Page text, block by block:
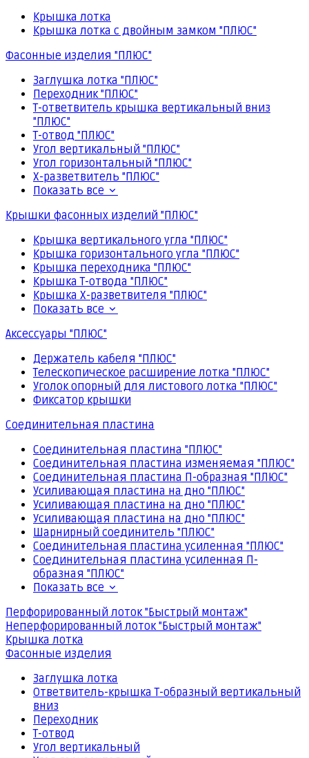
Крышка лотка
Крышка лотка с двойным замком "ПЛЮС"
Фасонные изделия "ПЛЮС"
Заглушка лотка "ПЛЮС"
Переходник "ПЛЮС"
Т-ответвитель крышка вертикальный вниз
"ПЛЮС"
Т-отвод "ПЛЮС"
Угол вертикальный "ПЛЮС"
Угол горизонтальный "ПЛЮС"
Х-разветвитель "ПЛЮС"
Показать все
Крышки фасонных изделий "ПЛЮС"
Крышка вертикального угла "ПЛЮС"
Крышка горизонтального угла "ПЛЮС"
Крышка переходника "ПЛЮС"
Крышка Т-отвода "ПЛЮС"
Крышка Х-разветвителя "ПЛЮС"
Показать все
Аксессуары "ПЛЮС"
Держатель кабеля "ПЛЮС"
Телескопическое расширение лотка "ПЛЮС"
Уголок опорный для листового лотка "ПЛЮС"
Фиксатор крышки
Соединительная пластина
Соединительная пластина "ПЛЮС"
Соединительная пластина изменяемая "ПЛЮС"
Соединительная пластина П-образная "ПЛЮС"
Усиливающая пластина на дно "ПЛЮС"
Усиливающая пластина на дно "ПЛЮС"
Усиливающая пластина на дно "ПЛЮС"
Шарнирный соединитель "ПЛЮС"
Соединительная пластина усиленная "ПЛЮС"
Соединительная пластина усиленная П-
образная "ПЛЮС"
Показать все
Перфорированный лоток "Быстрый монтаж"
Неперфорированный лоток "Быстрый монтаж"
Крышка лотка
Фасонные изделия
Заглушка лотка
Ответвитель-крышка Т-образный вертикальный
вниз
Переходник
Т-отвод
Угол вертикальный